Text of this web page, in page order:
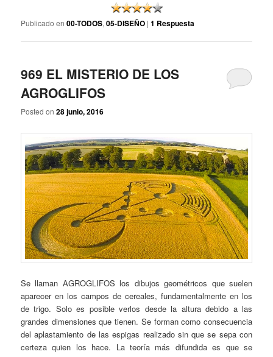
Publicado en 00-TODOS,05-DISEÑO |1 Respuesta
969 EL MISTERIO DE LOS
AGROGLIFOS
Posted on28 junio, 2016
Se llaman AGROGLIFOS los dibujos geométricos que suelen
aparecer en los campos de cereales, fundamentalmente en los
de trigo. Solo es posible verlos desde la altura debido a las
grandes dimensiones que tienen. Se forman como consecuencia
del aplastamiento de las espigas realizado sin que se sepa con
certeza quien los hace. La teoría más difundida es que se